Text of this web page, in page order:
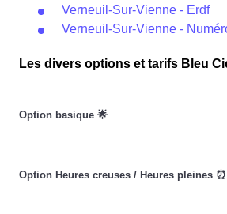
Verneuil-Sur-Vienne - Erdf
Verneuil-Sur-Vienne -
Les divers options et tarifs Bleu
date, ni de l'heure, que ce soit à
ailleurs. 💡